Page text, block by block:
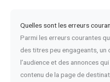
Quelles sont les erreurs
Parmi les erreurs courantes
des titres peu engageants, un
l’audience et des annonces
contenu de la page de